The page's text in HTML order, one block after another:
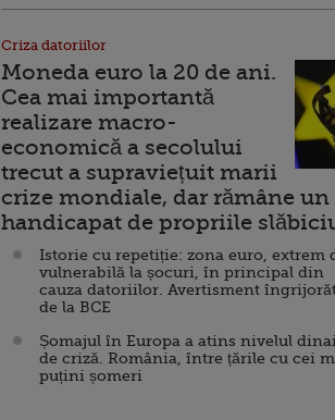
Criza datoriilor
Moneda euro la 20 de ani.
Cea mai importantă
realizare macro-
economică a secolului
trecut a supraviețuit marii
crize mondiale, dar rămâne un
handicapat de propriile
Istorie cu repetiție: zona euro, extrem
vulnerabilă la șocuri, în principal din
cauza datoriilor. Avertisment
de la BCE
Șomajul în Europa a atins nivelul
de criză. România, între țările cu cei
puțini șomeri